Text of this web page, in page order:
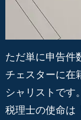
ただ単に申告件
チェスターに在
シャリストです。
税理士の使命は